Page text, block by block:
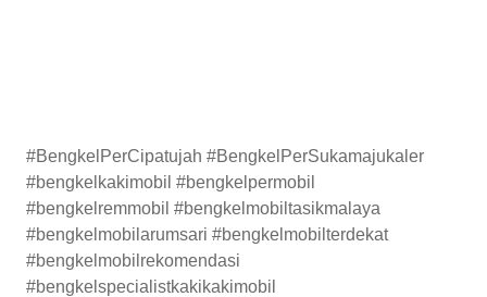
#BengkelPerCipatujah #BengkelPerSukamajukaler
#bengkelkakimobil #bengkelpermobil
#bengkelremmobil #bengkelmobiltasikmalaya
#bengkelmobilarumsari #bengkelmobilterdekat
#bengkelmobilrekomendasi
#bengkelspecialistkakikakimobil